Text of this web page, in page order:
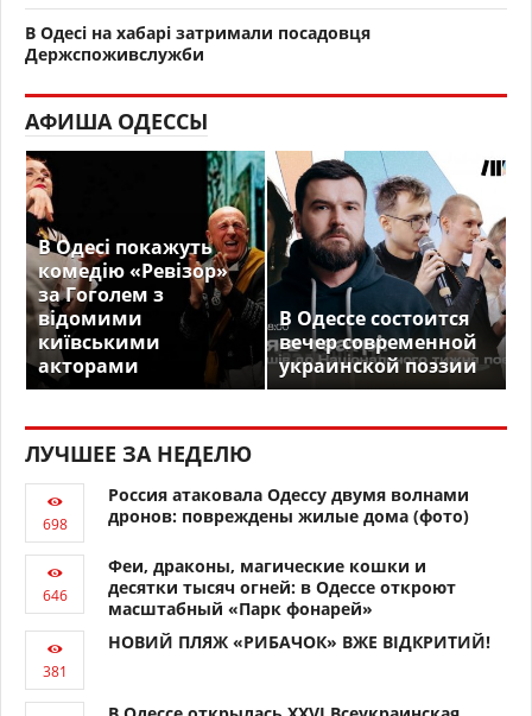
В Одесі на хабарі затримали посадовця
Держспоживслужби
АФИША ОДЕССЫ
В Одесі покажуть
комедію «Ревізор»
за Гоголем з
відомими
київськими
акторами
В Одессе состоится
вечер современной
украинской поэзии
ЛУЧШЕЕ ЗА НЕДЕЛЮ
Россия атаковала Одессу двумя волнами
дронов: повреждены жилые дома (фото)
Феи, драконы, магические кошки и
десятки тысяч огней: в Одессе откроют
масштабный «Парк фонарей»
НОВИЙ ПЛЯЖ «РИБАЧОК» ВЖЕ ВІДКРИТИЙ!